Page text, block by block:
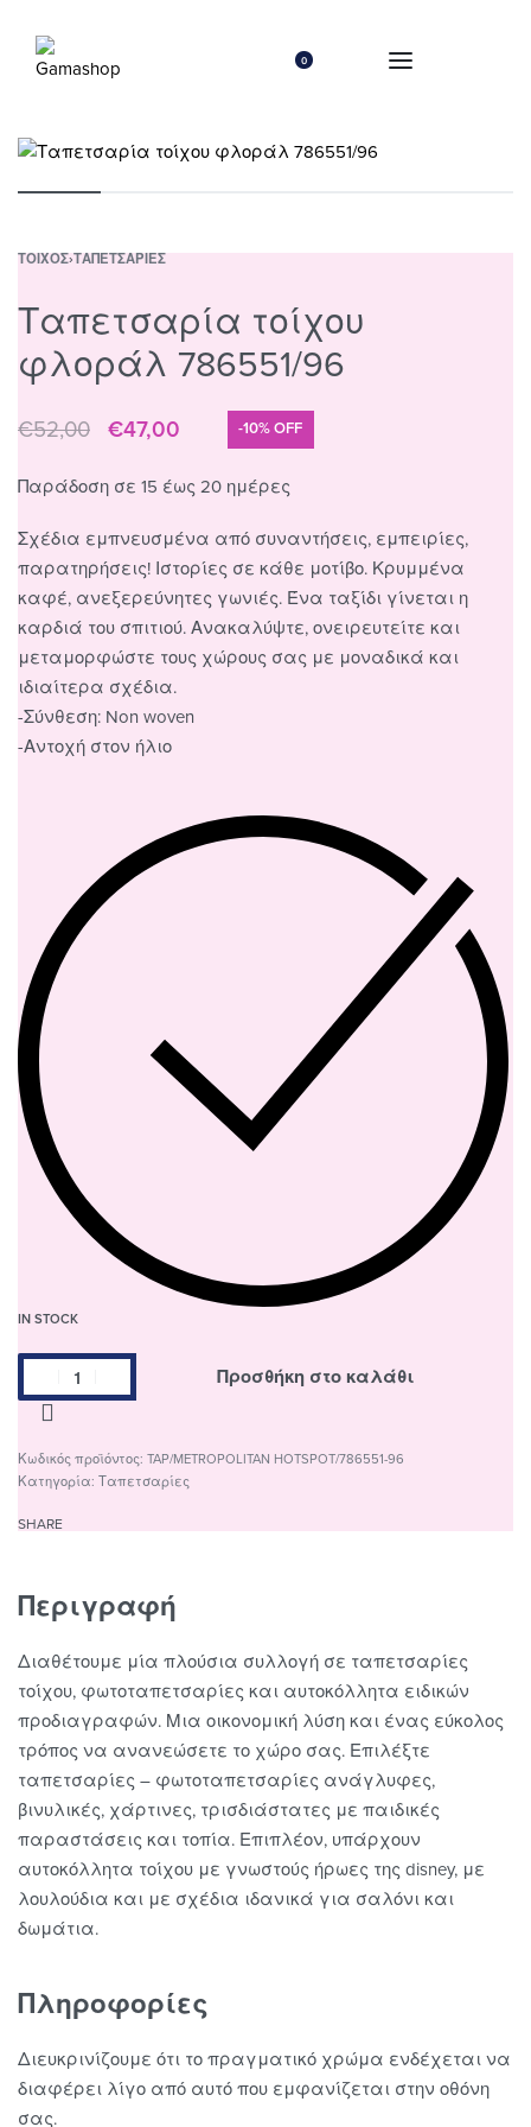
0
ΤΟΊΧΟΣ›ΤΑΠΕΤΣΑΡΊΕΣ
Ταπετσαρία τοίχου
φλοράλ 786551/96
€52,00 €47,00 -10% OFF
Παράδοση σε 15 έως 20 ημέρες
Σχέδια εμπνευσμένα από συναντήσεις, εμπειρίες,
παρατηρήσεις! Ιστορίες σε κάθε μοτίβο. Κρυμμένα
καφέ, ανεξερεύνητες γωνιές. Ένα ταξίδι γίνεται η
καρδιά του σπιτιού. Ανακαλύψτε, ονειρευτείτε και
μεταμορφώστε τους χώρους σας με μοναδικά και
ιδιαίτερα σχέδια.
-Σύνθεση: Non woven
-Αντοχή στον ήλιο
IN STOCK
Προσθήκη στο καλάθι
TAP/METROPOLITAN HOTSPOT/786551-96
Κατηγορία:
Ταπετσαρίες
SHARE
Περιγραφή
Διαθέτουμε μία πλούσια συλλογή σε ταπετσαρίες
τοίχου, φωτοταπετσαρίες και αυτοκόλλητα ειδικών
προδιαγραφών. Μια οικονομική λύση και ένας εύκολος
τρόπος να ανανεώσετε το χώρο σας. Επιλέξτε
ταπετσαρίες – φωτοταπετσαρίες ανάγλυφες,
βινυλικές, χάρτινες, τρισδιάστατες με παιδικές
παραστάσεις και τοπία. Επιπλέον, υπάρχουν
αυτοκόλλητα τοίχου με γνωστούς ήρωες της disney, με
λουλούδια και με σχέδια ιδανικά για σαλόνι και
δωμάτια.
Πληροφορίες
Διευκρινίζουμε ότι το πραγματικό χρώμα ενδέχεται να
διαφέρει λίγο από αυτό που εμφανίζεται στην οθόνη
σας.